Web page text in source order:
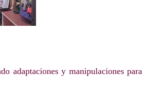
adaptaciones y manipulaciones para